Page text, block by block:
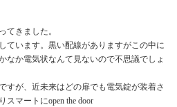
てきました。
ています。黒い配線がありますがこの中に
なか電気状なんて見ないので不思議でしょ
すが、近未来はどの扉でも電気錠が装着さ
マートにopen the door